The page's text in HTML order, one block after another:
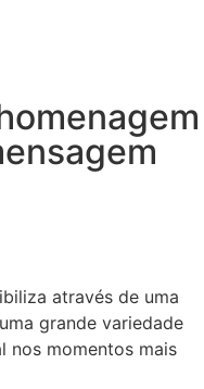
através de uma
grande variedade
nos momentos mais